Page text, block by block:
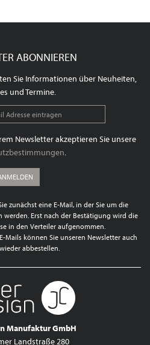
ABONNIEREN
Sie Informationen über Neuheiten,
und Termine.
Newsletter akzeptieren Sie unsere
.
zunächst eine E-Mail, in der Sie um die
werden. Erst nach der Bestätigung wird die
in den Verteiler aufgenommen.
Mails können Sie unseren Newsletter auch
abbestellen.
Manufaktur GmbH
Landstraße 280